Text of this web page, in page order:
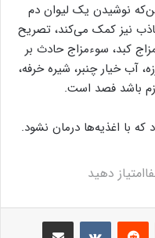
نوشیدن یک لیوان دم
نیز کمک می‌کند، تصریح
کبد، سوءمزاج حادث بر
آب خیار چنبر، شیره‌ خرفه،
باشد فصد است.
با اغذیه‌ها درمان نشود.
دهید
Pinterest
Reddit
VKontakte
Share via Email